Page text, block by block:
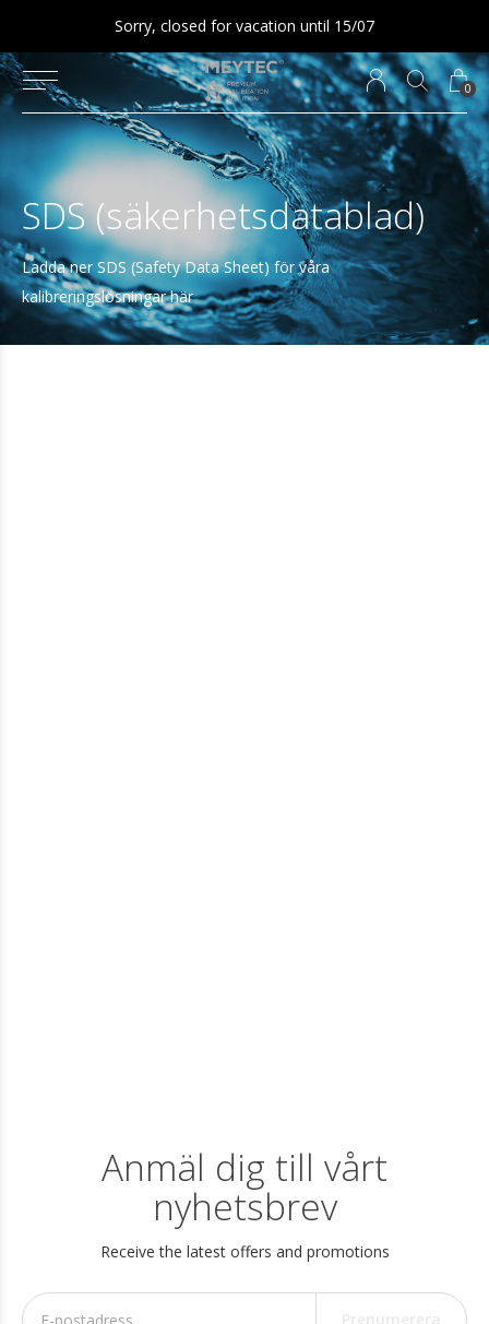
0
Sorry, closed for vacation until 15/07
SDS (säkerhetsdatablad)
Ladda ner SDS (Safety Data Sheet) för våra
kalibreringslösningar här
Anmäl dig till vårt
nyhetsbrev
Receive the latest offers and promotions